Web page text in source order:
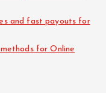
and fast payouts for
for Online